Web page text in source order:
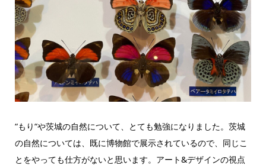
“もり“や茨城の自然について、とても勉強になりました。茨城
の自然については、既に博物館で展示されているので、同じこ
とをやっても仕方がないと思います。アート&デザインの視点